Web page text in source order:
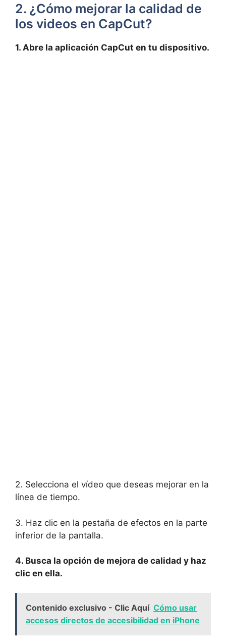
2. ¿Cómo mejorar la ‌calidad de
‍los videos ‍en‍ CapCut?
1. Abre la aplicación‍ CapCut ‍en tu dispositivo.
2.⁣ Selecciona el⁣ vídeo que​ deseas mejorar en la⁢
línea de tiempo.
3. Haz clic en la ‌pestaña‌ de efectos ‌en la parte‌
inferior de la pantalla.
4. Busca la opción de mejora de calidad ‌y haz
clic en ella.
Contenido exclusivo - Clic Aquí Cómo usar
accesos directos de accesibilidad en iPhone